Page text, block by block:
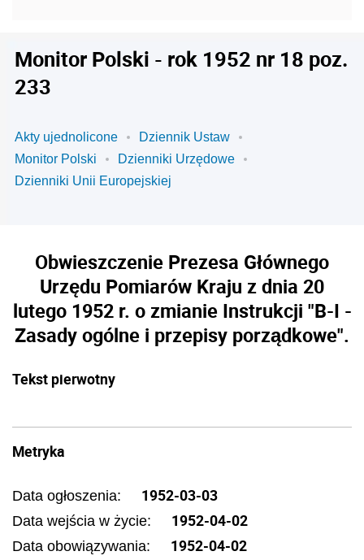
Monitor Polski - rok 1952 nr 18 poz.
233
Akty ujednolicone
Dziennik Ustaw
Monitor Polski
Dzienniki Urzędowe
Dzienniki Unii Europejskiej
Obwieszczenie Prezesa Głównego
Urzędu Pomiarów Kraju z dnia 20
lutego 1952 r. o zmianie Instrukcji "B-I -
Zasady ogólne i przepisy porządkowe".
Tekst pierwotny
Metryka
Data ogłoszenia: 1952-03-03
Data wejścia w życie: 1952-04-02
Data obowiązywania: 1952-04-02